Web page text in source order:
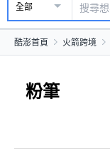
全部
酷澎首頁 火箭跨境
粉筆